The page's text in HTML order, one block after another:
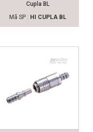
Cupla BL
Mã SP : HI CUPLA BL